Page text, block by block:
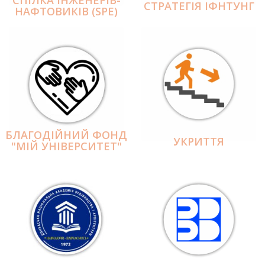
НАФТОВИКІВ (SPE) СТРАТЕГІЯ ІФНТУНГ
БЛАГОДІЙНИЙ ФОНД
"МІЙ УНІВЕРСИТЕТ" УКРИТТЯ